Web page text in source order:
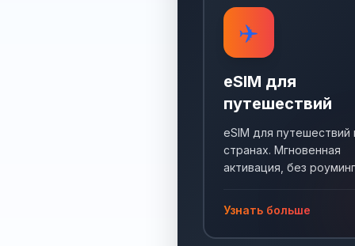
✈️
eSIM для
путешествий
eSIM для путешествий
странах. Мгновенная
активация, без
Узнать больше